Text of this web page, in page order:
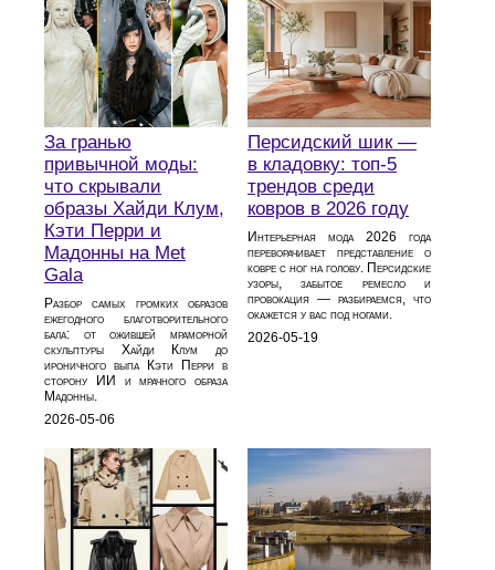
За гранью
привычной моды:
что скрывали
образы Хайди Клум,
Кэти Перри и
Мадонны на Met
Gala
Разбор самых громких образов
ежегодного благотворительного
бала: от ожившей мраморной
скульптуры Хайди Клум до
ироничного выпа Кэти Перри в
сторону ИИ и мрачного образа
Мадонны.
2026-05-06
Персидский шик —
в кладовку: топ-5
трендов среди
ковров в 2026 году
Интерьерная мода 2026 года
переворачивает представление о
ковре с ног на голову. Персидские
узоры, забытое ремесло и
провокация — разбираемся, что
окажется у вас под ногами.
2026-05-19